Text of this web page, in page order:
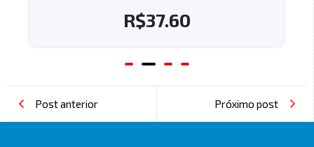
R$37.60
Post anterior Próximo post